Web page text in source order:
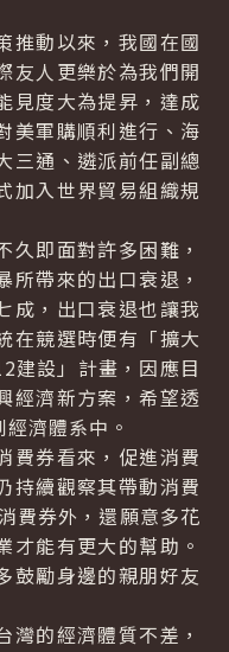
動以來，我國在國
友人更樂於為我們開
見度大為提昇，達成
美軍購順利進行、海
三通、遴派前任副總
加入世界貿易組織規
即面對許多困難，
帶來的出口衰退，
成，出口衰退也讓我
在競選時便有「擴大
建設」計畫，因應目
經濟新方案，希望透
濟體系中。
券看來，促進消費
持續觀察其帶動消費
費券外，還願意多花
才能有更大的幫助。
鼓勵身邊的親朋好友
的經濟體質不差，